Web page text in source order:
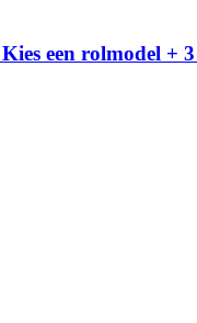
een rolmodel +